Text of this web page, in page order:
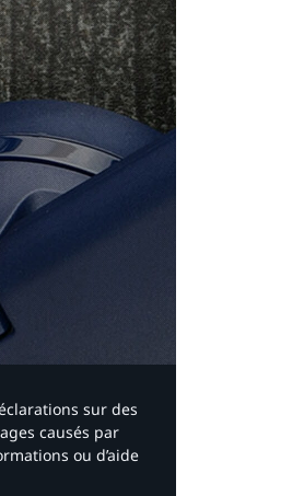
sur des
causés par
ou d’aide